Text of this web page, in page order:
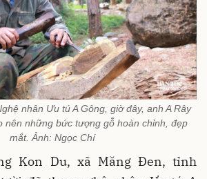
nhân Ưu tú A Gông, giờ đây, anh A Rây
nên những bức tượng gỗ hoàn chỉnh, đẹp
mắt. Ảnh: Ngọc Chí
Kon Du, xã Măng Đen, tỉnh